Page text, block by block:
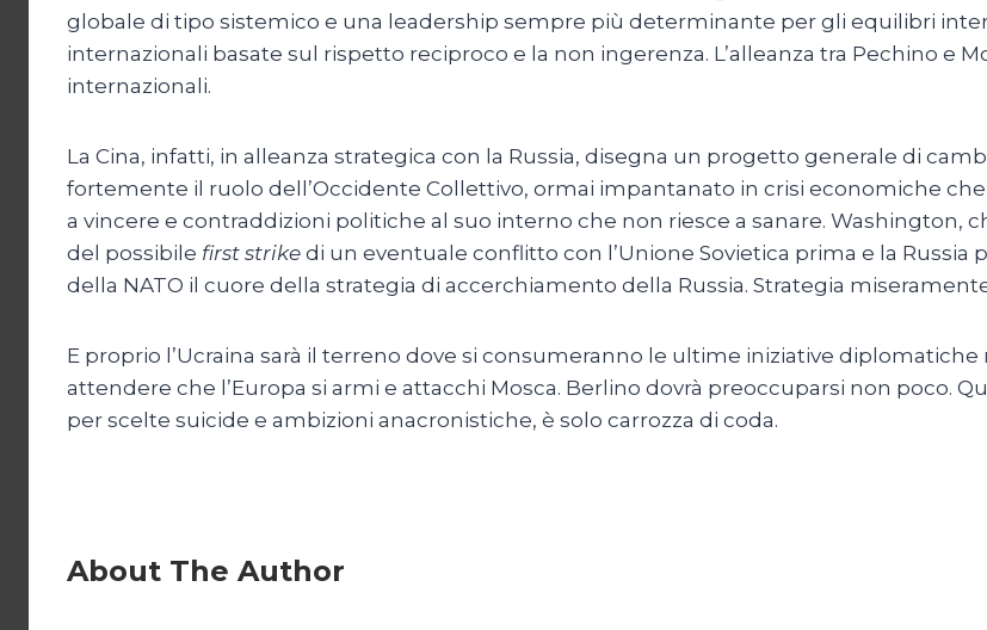
globale di tipo sistemico e una leadership sempre più determinante per gli equilibri
internazionali basate sul rispetto reciproco e la non ingerenza. L’alleanza tra Pechino e
internazionali.
La Cina, infatti, in alleanza strategica con la Russia, disegna un progetto generale di
fortemente il ruolo dell’Occidente Collettivo, ormai impantanato in crisi economiche
a vincere e contraddizioni politiche al suo interno che non riesce a sanare. Washington,
del possibile first strike di un eventuale conflitto con l’Unione Sovietica prima e la Russia
della NATO il cuore della strategia di accerchiamento della Russia. Strategia
E proprio l’Ucraina sarà il terreno dove si consumeranno le ultime iniziative
attendere che l’Europa si armi e attacchi Mosca. Berlino dovrà preoccuparsi non poco.
per scelte suicide e ambizioni anacronistiche, è solo carrozza di coda.
About The Author